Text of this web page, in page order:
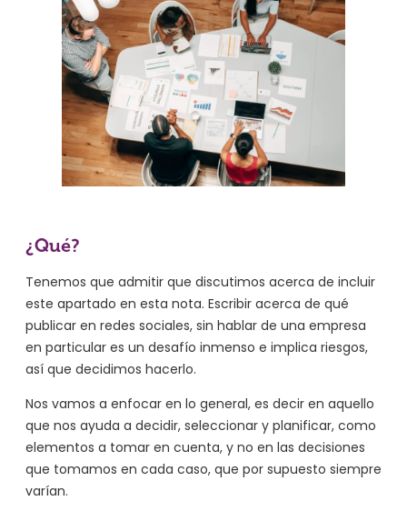
¿Qué?
Tenemos que admitir que discutimos acerca de incluir
este apartado en esta nota. Escribir acerca de qué
publicar en redes sociales, sin hablar de una empresa
en particular es un desafío inmenso e implica riesgos,
así que decidimos hacerlo.
Nos vamos a enfocar en lo general, es decir en aquello
que nos ayuda a decidir, seleccionar y planificar, como
elementos a tomar en cuenta, y no en las decisiones
que tomamos en cada caso, que por supuesto siempre
varían.